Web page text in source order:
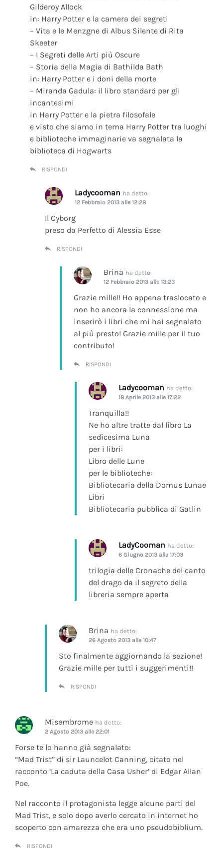
Gilderoy Allock
in: Harry Potter e la camera dei segreti
– Vita e le Menzgne di Albus Silente di Rita
Skeeter
– I Segreti delle Arti più Oscure
– Storia della Magia di Bathilda Bath
in: Harry Potter e i doni della morte
– Miranda Gadula: il libro standard per gli
incantesimi
in Harry Potter e la pietra filosofale
e visto che siamo in tema Harry Potter tra luoghi
e biblioteche immaginarie va segnalata la
biblioteca di Hogwarts
RISPONDI
Ladycooman ha detto:
12 Febbraio 2013 alle 12:28
Il Cyborg
preso da Perfetto di Alessia Esse
RISPONDI
Brina ha detto:
12 Febbraio 2013 alle 13:23
Grazie mille!! Ho appena traslocato e
non ho ancora la connessione ma
inserirò i libri che mi hai segnalato
al più presto! Grazie mille per il tuo
contributo!
RISPONDI
Ladycooman ha detto:
18 Aprile 2013 alle 17:22
Tranquilla!!
Ne ho altre tratte dal libro La
sedicesima Luna
per i libri:
Libro delle Lune
per le biblioteche:
Bibliotecaria della Domus Lunae
Libri
Bibliotecaria pubblica di Gatlin
LadyCooman ha detto:
6 Giugno 2013 alle 17:03
trilogia delle Cronache del canto
del drago da il segreto della
libreria sempre aperta
Brina ha detto:
26 Agosto 2013 alle 10:47
Sto finalmente aggiornando la sezione!
Grazie mille per tutti i suggerimenti!!
RISPONDI
Misembrome ha detto:
2 Agosto 2013 alle 22:01
Forse te lo hanno già segnalato:
“Mad Trist” di sir Launcelot Canning, citato nel
racconto ‘La caduta della Casa Usher’ di Edgar Allan
Poe.
Nel racconto il protagonista legge alcune parti del
Mad Trist, e solo dopo averlo cercato in internet ho
scoperto con amarezza che era uno pseudobiblium.
RISPONDI